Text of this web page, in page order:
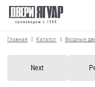
Главная Каталог Входные
Next